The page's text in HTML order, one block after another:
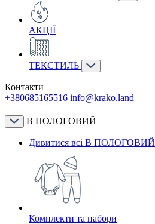
АКЦІЇ
ТЕКСТИЛЬ
Контакти
+380685165516 info@krako.land
В ПОЛОГОВИЙ
Дивитися всі В ПОЛОГОВИЙ
Комплекти та набори